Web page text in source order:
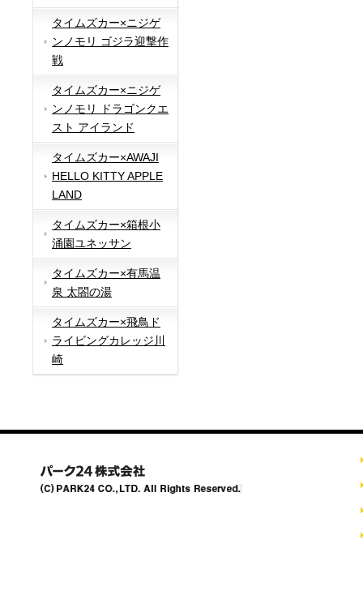
タイムズカー×ニジゲ
ンノモリ ゴジラ迎撃作
戦
タイムズカー×ニジゲ
ンノモリ ドラゴンクエ
スト アイランド
タイムズカー×AWAJI
HELLO KITTY APPLE
LAND
タイムズカー×箱根小
涌園ユネッサン
タイムズカー×有馬温
泉 太閤の湯
タイムズカー×飛鳥ド
ライビングカレッジ川
崎